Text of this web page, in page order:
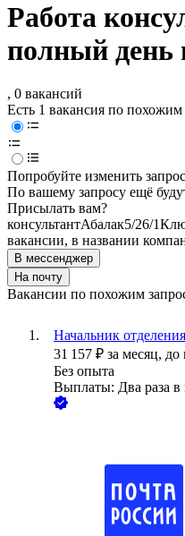
Работа
полный день
, 0 вакансий
Есть 1 вакансия по похожим
Попробуйте изменить
По вашему запросу ещё
Присылать вам?
консультантАбалак5/26/1
вакансии, в названии
В мессенджер
На почту
Вакансии по похожим
Начальник
31 157 ₽ за месяц, до
Без опыта
Выплаты: Два раза в